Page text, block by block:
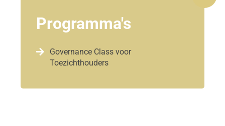
Programma's

Governance Class voor
Toezichthouders